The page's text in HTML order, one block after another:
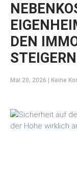
DEN
STEIGERN
Mai 20, 2026 Keine